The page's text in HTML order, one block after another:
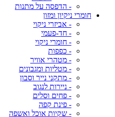
- הדפסה על מתנות
חומרי ניקיון ומזון
- אביזרי ניקוי
- חד-פעמי
- חומרי ניקוי
- כפפות
- מטהרי אוויר
- מטליות ומגבונים
- מתקני נייר וסבון
- ניירות לנגוב
- פחים וסלים
- פינת קפה
- שקיות אוכל ואשפה